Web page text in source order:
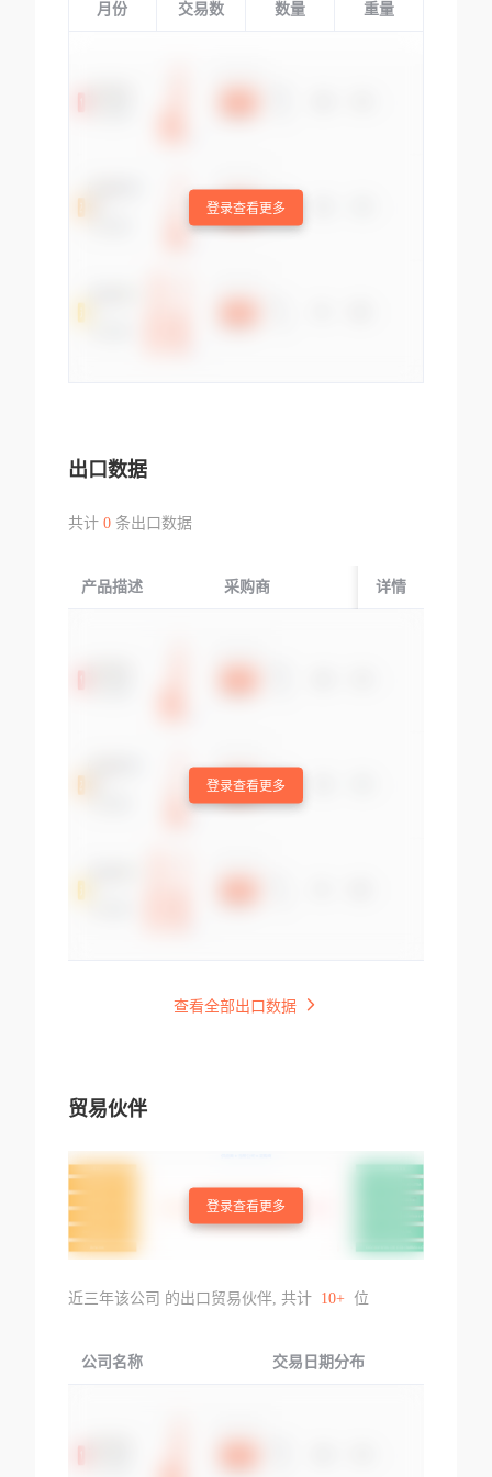
月份 交易数 数量 重量
登录查看更多
出口数据
共计 0条出口数据
产品描述 采购商 起运国/地区
详情
登录查看更多
查看全部出口数据
贸易伙伴
登录查看更多
近三年该公司 的出口贸易伙伴, 共计 10+ 位
公司名称 交易日期分布